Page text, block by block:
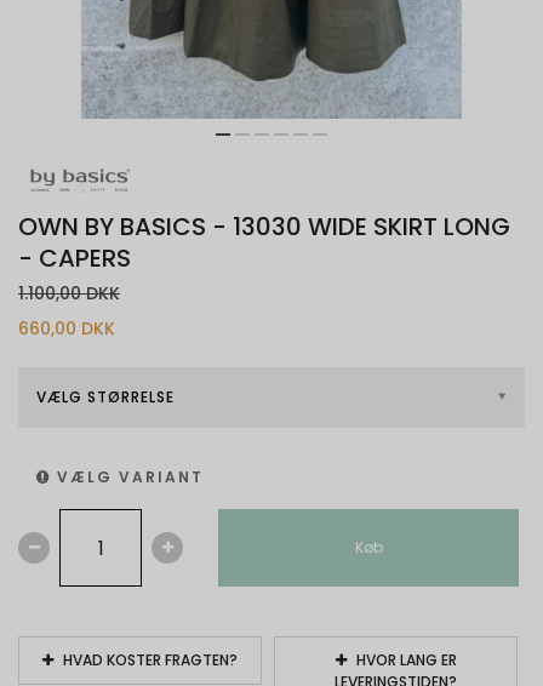
OWN BY BASICS - 13030 WIDE SKIRT LONG
- CAPERS
1.100,00 DKK
660,00 DKK
VÆLG STØRRELSE
VÆLG VARIANT
Køb
HVAD KOSTER FRAGTEN?
HVOR LANG ER